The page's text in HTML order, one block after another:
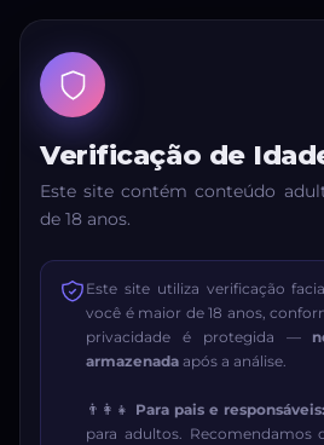
Verificação de
Este site contém conteúdo
de 18 anos.
Este site utiliza verificação
você é maior de 18 anos,
privacidade é protegida —
armazenada após a análise.
👨‍👩‍👧 Para pais e responsáveis:
para adultos. Recomendamos